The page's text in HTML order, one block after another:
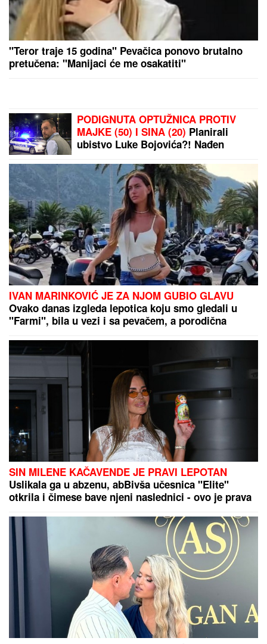
"UZNEMIREN SAM, BRAT MI JE
OKRUŽEN POŽARIMA"
Tanasijević očajan zbog loše
situacije u Deliblatskoj peščari: "SVI
SU EVAKUISANI", otkrio koje
informacije ima
(FOTO) DARKO LAZIĆ I KATARINA UŽIVAJU U
DVORCUSupruga pevača pokazala u kakvom
luksuzu se baškare, a ispred ogroman bazen